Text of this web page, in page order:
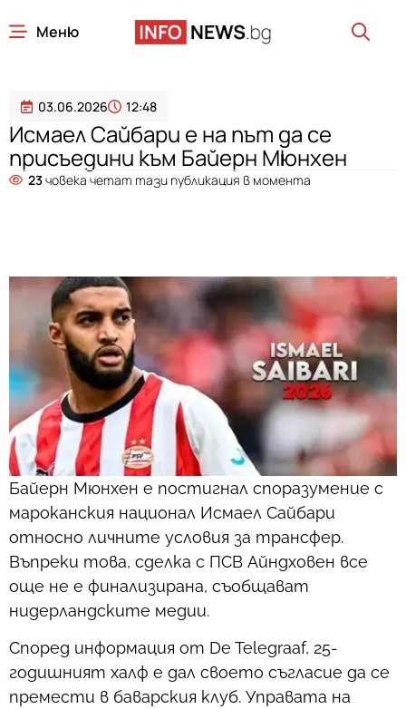
Меню
03.06.2026 12:48
Исмаел Сайбари е на път да се
присъедини към Байерн Мюнхен
23човека четат тази публикация в момента
Байерн Мюнхен е постигнал споразумение с
мароканския национал Исмаел Сайбари
относно личните условия за трансфер.
Въпреки това, сделка с ПСВ Айндховен все
още не е финализирана, съобщават
нидерландските медии.
Според информация от De Telegraaf, 25-
годишният халф е дал своето съгласие да се
премести в баварския клуб. Управата на